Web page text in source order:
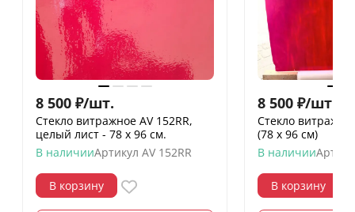
8 500 ₽/шт.
Стекло витражное AV 152RR,
целый лист - 78 х 96 cм.
В наличииАртикул AV 152RR
В корзину
8 500 ₽/шт.
Стекло
(78 х 96 см)
В наличии
В корзину